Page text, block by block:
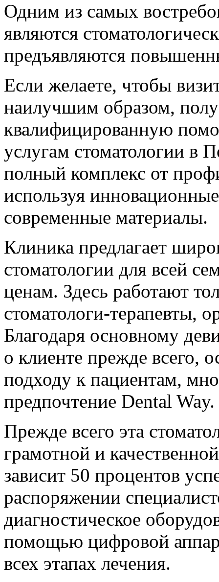
Одним из самых
являются
предъявляются
Если желаете, чтобы
наилучшим образом,
квалифицированную
услугам стоматологии в
полный комплекс от
используя
современные материалы.
Клиника предлагает
стоматологии для всей
ценам. Здесь работают
стоматологи-терапевты,
Благодаря основному
о клиенте прежде всего,
подходу к пациентам,
предпочтение Dental Way.
Прежде всего эта
грамотной и
зависит 50 процентов
распоряжении
диагностическое
помощью цифровой
всех этапах лечения.